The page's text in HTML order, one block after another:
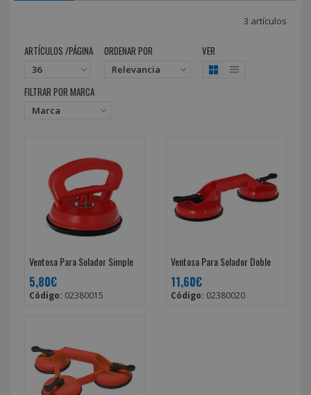
3 artículos
ARTÍCULOS /PÁGINA ORDENAR POR VER
FILTRAR POR MARCA
Ventosa Para Solador Simple
5,80€
Código: 02380015
Ventosa Para Solador Doble
11,60€
Código: 02380020